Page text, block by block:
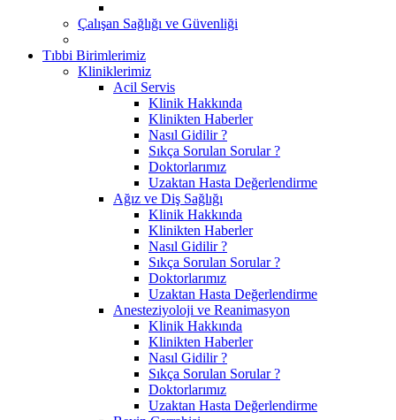
Çalışan Sağlığı ve Güvenliği
Tıbbi Birimlerimiz
Kliniklerimiz
Acil Servis
Klinik Hakkında
Klinikten Haberler
Nasıl Gidilir ?
Sıkça Sorulan Sorular ?
Doktorlarımız
Uzaktan Hasta Değerlendirme
Ağız ve Diş Sağlığı
Klinik Hakkında
Klinikten Haberler
Nasıl Gidilir ?
Sıkça Sorulan Sorular ?
Doktorlarımız
Uzaktan Hasta Değerlendirme
Anesteziyoloji ve Reanimasyon
Klinik Hakkında
Klinikten Haberler
Nasıl Gidilir ?
Sıkça Sorulan Sorular ?
Doktorlarımız
Uzaktan Hasta Değerlendirme